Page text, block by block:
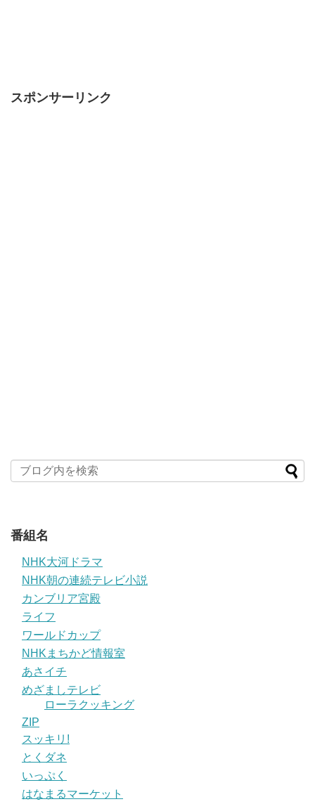
スポンサーリンク
番組名
NHK大河ドラマ
NHK朝の連続テレビ小説
カンブリア宮殿
ライフ
ワールドカップ
NHKまちかど情報室
あさイチ
めざましテレビ
ローラクッキング
ZIP
スッキリ!
とくダネ
いっぷく
はなまるマーケット